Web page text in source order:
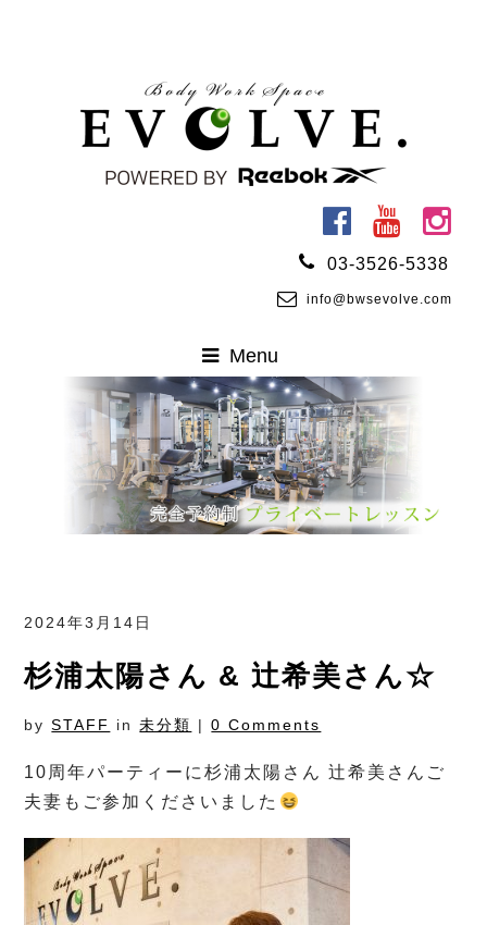
03-3526-5338
info@bwsevolve.com
2024年3月14日
杉浦太陽さん & 辻希美さん☆
bySTAFF in未分類 |0 Comments
10周年パーティーに杉浦太陽さん 辻希美さんご
夫妻もご参加くださいました